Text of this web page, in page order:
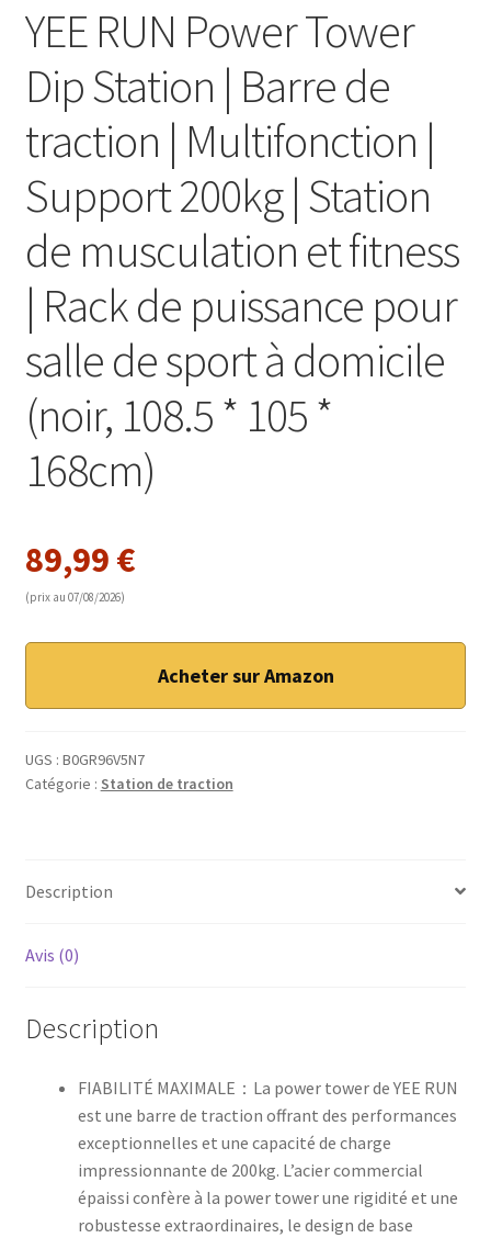
YEE RUN Power Tower
Dip Station | Barre de
traction | Multifonction |
Support 200kg | Station
de musculation et fitness
| Rack de puissance pour
salle de sport à domicile
(noir, 108.5 * 105 *
168cm)
89,99 €
(prix au 07/08/2026)
Acheter sur Amazon
UGS : B0GR96V5N7
Catégorie : Station de traction
Description
Avis (0)
Description
FIABILITÉ MAXIMALE：La power tower de YEE RUN
est une barre de traction offrant des performances
exceptionnelles et une capacité de charge
impressionnante de 200kg. L’acier commercial
épaissi confère à la power tower une rigidité et une
robustesse extraordinaires, le design de base